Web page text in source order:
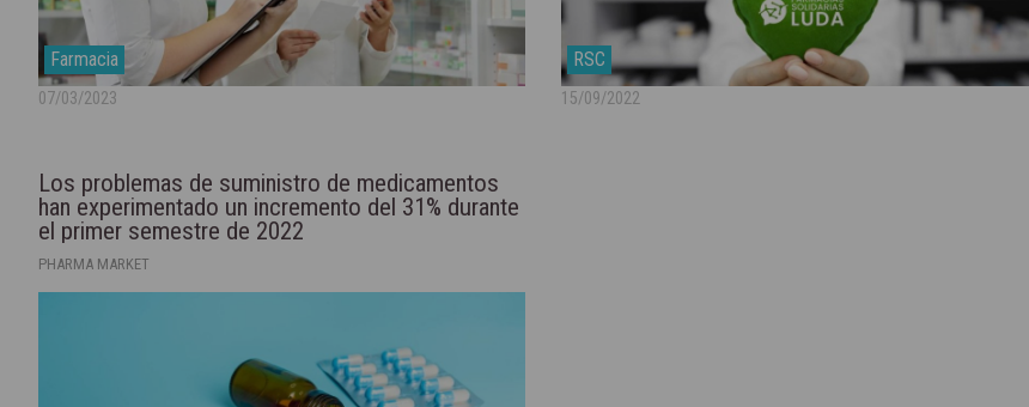
Farmacia
07/03/2023
RSC
15/09/2022
Los problemas de suministro de medicamentos
han experimentado un incremento del 31% durante
el primer semestre de 2022
PHARMA MARKET